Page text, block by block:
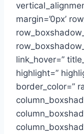
margin=’0px’
link_hover=”
highlight=”
border_color=”